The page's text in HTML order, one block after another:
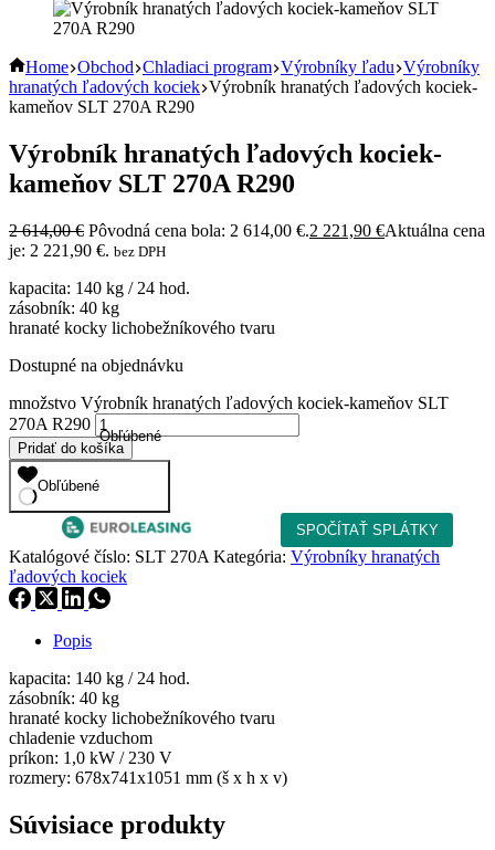
Home Obchod Chladiaci program Výrobníky ľadu Výrobníky
hranatých ľadových kociek Výrobník hranatých ľadových kociek-
kameňov SLT 270A R290
Výrobník hranatých ľadových kociek-
kameňov SLT 270A R290
2 614,00€ Pôvodná cena bola: 2 614,00 €.2 221,90 €Aktuálna cena
je: 2 221,90 €. bez DPH
kapacita: 140 kg / 24 hod.
zásobník: 40 kg
hranaté kocky lichobežníkového tvaru
Dostupné na objednávku
množstvo Výrobník hranatých ľadových kociek-kameňov SLT
270A R290
Pridať do košíka
Obľúbené
Obľúbené
Katalógové číslo: SLT 270A Kategória: Výrobníky hranatých
ľadových kociek
Popis
kapacita: 140 kg / 24 hod.
zásobník: 40 kg
hranaté kocky lichobežníkového tvaru
chladenie vzduchom
príkon: 1,0 kW / 230 V
rozmery: 678x741x1051 mm (š x h x v)
Súvisiace produkty